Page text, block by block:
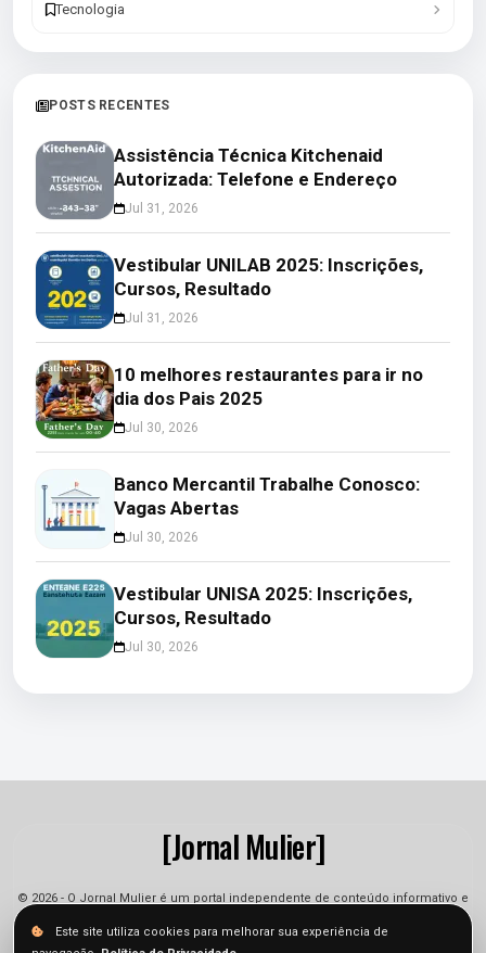
Tecnologia
POSTS RECENTES
Assistência Técnica Kitchenaid
Autorizada: Telefone e Endereço
Jul 31, 2026
Vestibular UNILAB 2025: Inscrições,
Cursos, Resultado
Jul 31, 2026
10 melhores restaurantes para ir no
dia dos Pais 2025
Jul 30, 2026
Banco Mercantil Trabalhe Conosco:
Vagas Abertas
Jul 30, 2026
Vestibular UNISA 2025: Inscrições,
Cursos, Resultado
Jul 30, 2026
[Jornal Mulier]
© 2026 - O Jornal Mulier é um portal independente de conteúdo informativo e
jornalístico. As informações podem sofrer alterações.
Este site utiliza cookies para melhorar sua experiência de